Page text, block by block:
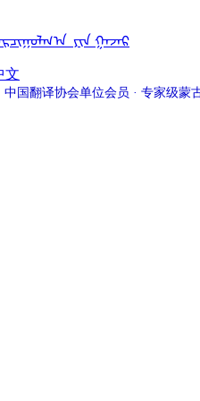
文
国翻译协会单位会员 · 专家级蒙